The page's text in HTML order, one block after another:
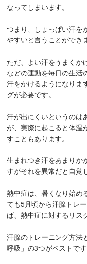
なってしまいます。
つまり、しょっぱい汗を
やすいと言うことができ
ただ、よい汗をうまくか
などの運動を毎日の生活
汗をかけるようになりま
グが必要です。
汗が出にくいというのは
が、実際に起こると体温
すこともあります。
生まれつき汗をあまりか
すがそれを異常だと自覚
熱中症は、暑くなり始め
ても5月頃から汗腺トレ
ば、熱中症に対するリス
汗腺のトレーニング方法
呼吸」の3つがベストです